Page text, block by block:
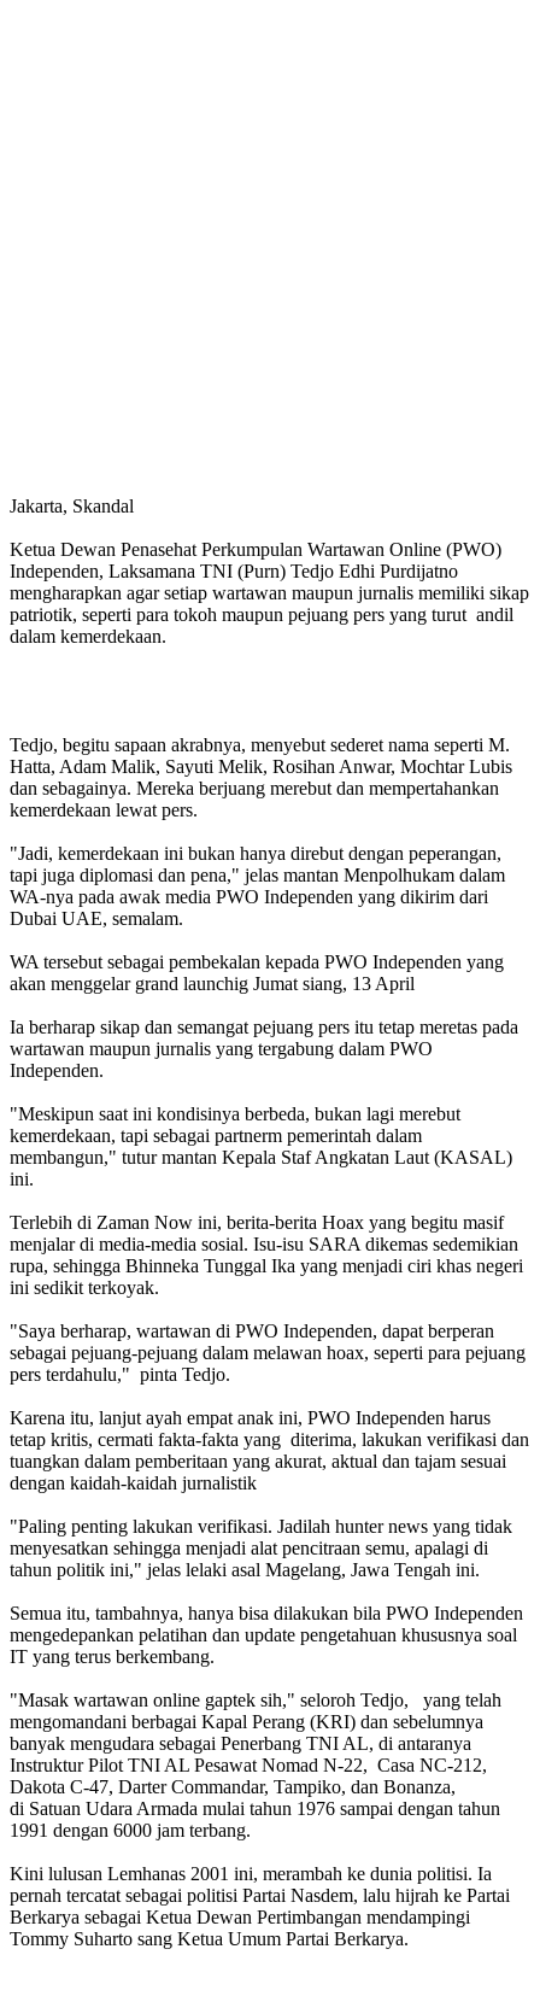
Jakarta, Skandal
Ketua Dewan Penasehat Perkumpulan Wartawan Online (PWO)
Independen, Laksamana TNI (Purn) Tedjo Edhi Purdijatno
mengharapkan agar setiap wartawan maupun jurnalis memiliki sikap
patriotik, seperti para tokoh maupun pejuang pers yang turut andil
dalam kemerdekaan.
Tedjo, begitu sapaan akrabnya, menyebut sederet nama seperti M.
Hatta, Adam Malik, Sayuti Melik, Rosihan Anwar, Mochtar Lubis
dan sebagainya. Mereka berjuang merebut dan mempertahankan
kemerdekaan lewat pers.
"Jadi, kemerdekaan ini bukan hanya direbut dengan peperangan,
tapi juga diplomasi dan pena," jelas mantan Menpolhukam dalam
WA-nya pada awak media PWO Independen yang dikirim dari
Dubai UAE, semalam.
WA tersebut sebagai pembekalan kepada PWO Independen yang
akan menggelar grand launchig Jumat siang, 13 April
Ia berharap sikap dan semangat pejuang pers itu tetap meretas pada
wartawan maupun jurnalis yang tergabung dalam PWO
Independen.
"Meskipun saat ini kondisinya berbeda, bukan lagi merebut
kemerdekaan, tapi sebagai partnerm pemerintah dalam
membangun," tutur mantan Kepala Staf Angkatan Laut (KASAL)
ini.
Terlebih di Zaman Now ini, berita-berita Hoax yang begitu masif
menjalar di media-media sosial. Isu-isu SARA dikemas sedemikian
rupa, sehingga Bhinneka Tunggal Ika yang menjadi ciri khas negeri
ini sedikit terkoyak.
"Saya berharap, wartawan di PWO Independen, dapat berperan
sebagai pejuang-pejuang dalam melawan hoax, seperti para pejuang
pers terdahulu," pinta Tedjo.
Karena itu, lanjut ayah empat anak ini, PWO Independen harus
tetap kritis, cermati fakta-fakta yang diterima, lakukan verifikasi dan
tuangkan dalam pemberitaan yang akurat, aktual dan tajam sesuai
dengan kaidah-kaidah jurnalistik
"Paling penting lakukan verifikasi. Jadilah hunter news yang tidak
menyesatkan sehingga menjadi alat pencitraan semu, apalagi di
tahun politik ini," jelas lelaki asal Magelang, Jawa Tengah ini.
Semua itu, tambahnya, hanya bisa dilakukan bila PWO Independen
mengedepankan pelatihan dan update pengetahuan khususnya soal
IT yang terus berkembang.
"Masak wartawan online gaptek sih," seloroh Tedjo, yang telah
mengomandani berbagai Kapal Perang (KRI) dan sebelumnya
banyak mengudara sebagai Penerbang TNI AL, di antaranya
Instruktur Pilot TNI AL Pesawat Nomad N-22, Casa NC-212,
Dakota C-47, Darter Commandar, Tampiko, dan Bonanza,
di Satuan Udara Armada mulai tahun 1976 sampai dengan tahun
1991 dengan 6000 jam terbang.
Kini lulusan Lemhanas 2001 ini, merambah ke dunia politisi. Ia
pernah tercatat sebagai politisi Partai Nasdem, lalu hijrah ke Partai
Berkarya sebagai Ketua Dewan Pertimbangan mendampingi
Tommy Suharto sang Ketua Umum Partai Berkarya.